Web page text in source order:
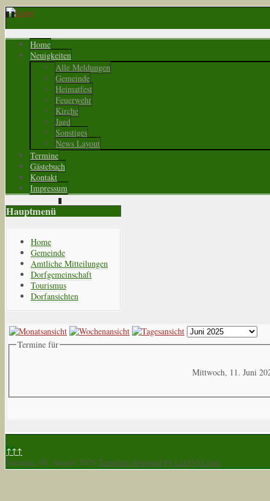
Home
Neuigkeiten
Alle Meldungen
Gemeinde
Heimatfest
Feuerwehr
Kirche
Jagd
Sonstiges
News Layout
Termine
Gästebuch
Kontakt
Impressum
Hauptmenü
Home
Gemeinde
Amtliche Mitteilungen
Dorfgemeinschaft
Tourismus
Dorfansichten
Termine für
Mittwoch, 11. Juni
↑↑↑
Samstag, 08. August 2026 Template designed by LernVid.com